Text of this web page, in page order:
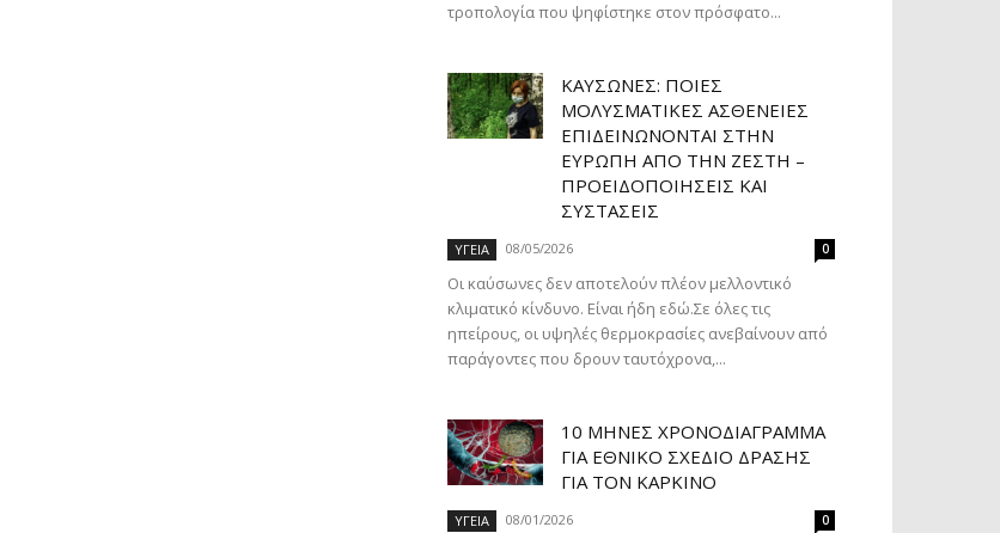
τροπολογία που ψηφίστηκε στον πρόσφατο...
ΚΑΎΣΩΝΕΣ: ΠΟΙΕΣ
ΜΟΛΥΣΜΑΤΙΚΈΣ ΑΣΘΈΝΕΙΕΣ
ΕΠΙΔΕΙΝΏΝΟΝΤΑΙ ΣΤΗΝ
ΕΥΡΏΠΗ ΑΠΌ ΤΗΝ ΖΈΣΤΗ –
ΠΡΟΕΙΔΟΠΟΙΉΣΕΙΣ ΚΑΙ
ΣΥΣΤΆΣΕΙΣ
ΥΓΕΙΑ 08/05/2026 0
Οι καύσωνες δεν αποτελούν πλέον μελλοντικό
κλιματικό κίνδυνο. Είναι ήδη εδώ.Σε όλες τις
ηπείρους, οι υψηλές θερμοκρασίες ανεβαίνουν από
παράγοντες που δρουν ταυτόχρονα,...
10 ΜΉΝΕΣ ΧΡΟΝΟΔΙΆΓΡΑΜΜΑ
ΓΙΑ ΕΘΝΙΚΌ ΣΧΈΔΙΟ ΔΡΆΣΗΣ
ΓΙΑ ΤΟΝ ΚΑΡΚΊΝΟ
ΥΓΕΙΑ 08/01/2026 0